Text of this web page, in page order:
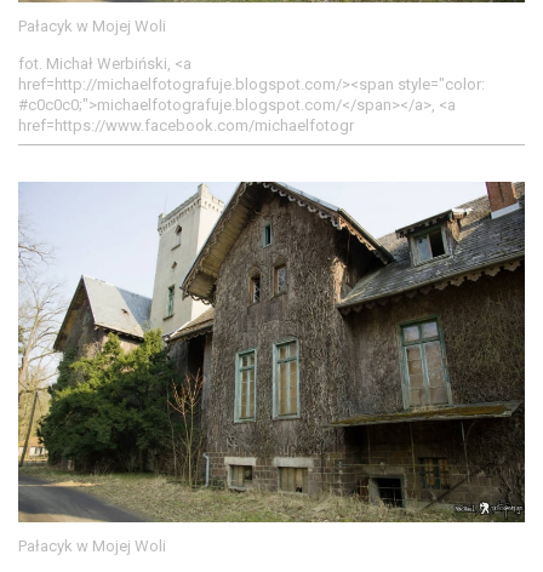
Pałacyk w Mojej Woli
fot. Michał Werbiński, <a
href=http://michaelfotografuje.blogspot.com/><span style="color:
#c0c0c0;">michaelfotografuje.blogspot.com/</span></a>, <a
href=https://www.facebook.com/michaelfotogr
Pałacyk w Mojej Woli